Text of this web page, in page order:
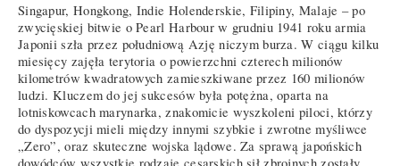
Singapur, Hongkong, Indie Holenderskie, Filipiny, Malaje – po
zwycięskiej bitwie o Pearl Harbour w grudniu 1941 roku armia
Japonii szła przez południową Azję niczym burza. W ciągu kilku
miesięcy zajęła terytoria o powierzchni czterech milionów
kilometrów kwadratowych zamieszkiwane przez 160 milionów
ludzi. Kluczem do jej sukcesów była potężna, oparta na
lotniskowcach marynarka, znakomicie wyszkoleni piloci, którzy
do dyspozycji mieli między innymi szybkie i zwrotne myśliwce
„Zero”, oraz skuteczne wojska lądowe. Za sprawą japońskich